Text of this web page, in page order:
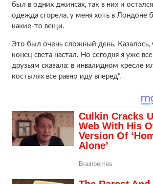
был в одних джинсах, так в них и
одежда сгорела, у меня хоть в Лондоне
какие-то вещи.
Это был очень сложный день. Казалось,
конец света настал. Но сегодня я уже
друзьям сказала: в инвалидном кресле
костылях все равно иду вперед”.